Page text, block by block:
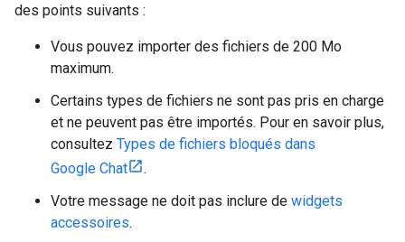
des points suivants :
Vous pouvez importer des fichiers de 200 Mo
maximum.
Certains types de fichiers ne sont pas pris en charge
et ne peuvent pas être importés. Pour en savoir plus,
consultez Types de fichiers bloqués dans
Google Chat
.
Votre message ne doit pas inclure de widgets
accessoires.